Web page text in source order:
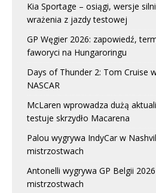
Kia Sportage – osiągi, wersje
wrażenia z jazdy testowej
GP Węgier 2026: zapowiedź,
faworyci na Hungaroringu
Days of Thunder 2: Tom Cruise
NASCAR
McLaren wprowadza dużą
testuje skrzydło Macarena
Palou wygrywa IndyCar w
mistrzostwach
Antonelli wygrywa GP Belgii
mistrzostwach